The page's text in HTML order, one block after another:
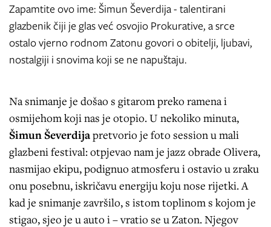
Zapamtite ovo ime: Šimun Ševerdija - talentirani
glazbenik čiji je glas već osvojio Prokurative, a srce
ostalo vjerno rodnom Zatonu govori o obitelji, ljubavi,
nostalgiji i snovima koji se ne napuštaju.
Na snimanje je došao s gitarom preko ramena i
osmijehom koji nas je otopio. U nekoliko minuta,
Šimun Ševerdijapretvorio je foto session u mali
glazbeni festival: otpjevao nam je jazz obrade Olivera,
nasmijao ekipu, podignuo atmosferu i ostavio u zraku
onu posebnu, iskričavu energiju koju nose rijetki. A
kad je snimanje završilo, s istom toplinom s kojom je
stigao, sjeo je u auto i – vratio se u Zaton. Njegov